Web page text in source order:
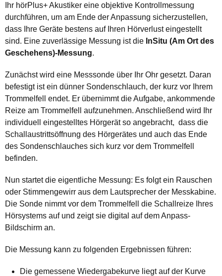
Ihr hörPlus+ Akustiker eine objektive Kontrollmessung
durchführen, um am Ende der Anpassung sicherzustellen,
dass Ihre Geräte bestens auf Ihren Hörverlust eingestellt
sind. Eine zuverlässige Messung ist die InSitu (Am Ort des
Geschehens)-Messung.
Zunächst wird eine Messsonde über Ihr Ohr gesetzt. Daran
befestigt ist ein dünner Sondenschlauch, der kurz vor Ihrem
Trommelfell endet. Er übernimmt die Aufgabe, ankommende
Reize am Trommelfell aufzunehmen. Anschließend wird Ihr
individuell eingestelltes Hörgerät so angebracht, dass die
Schallaustrittsöffnung des Hörgerätes und auch das Ende
des Sondenschlauches sich kurz vor dem Trommelfell
befinden.
Nun startet die eigentliche Messung: Es folgt ein Rauschen
oder Stimmengewirr aus dem Lautsprecher der Messkabine.
Die Sonde nimmt vor dem Trommelfell die Schallreize Ihres
Hörsystems auf und zeigt sie digital auf dem Anpass-
Bildschirm an.
Die Messung kann zu folgenden Ergebnissen führen:
Die gemessene Wiedergabekurve liegt auf der Kurve